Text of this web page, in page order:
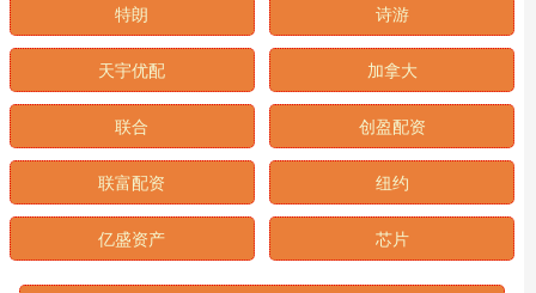
特朗 诗游
天宇优配 加拿大
联合 创盈配资
联富配资 纽约
亿盛资产 芯片